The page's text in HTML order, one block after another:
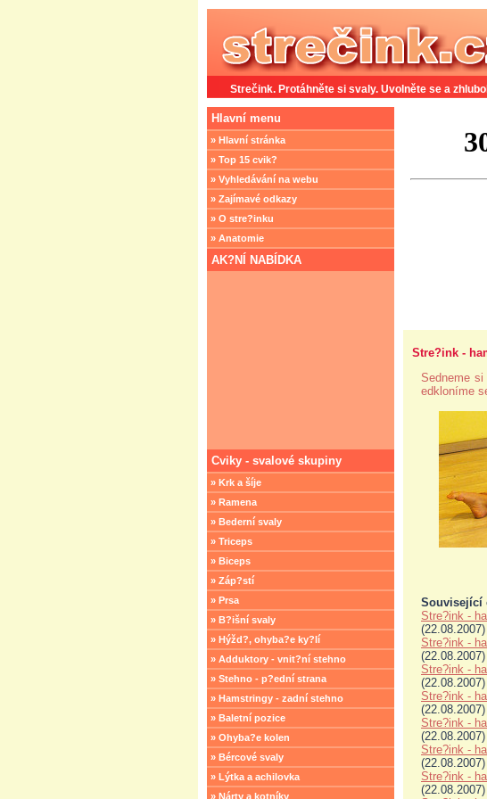
Strečink. Protáhněte si svaly. Uvolněte se a
Hlavní menu
» Hlavní stránka
» Top 15 cvik?
» Vyhledávání na webu
» Zajímavé odkazy
» O stre?inku
» Anatomie
AK?NÍ NABÍDKA
Cviky - svalové skupiny
» Krk a šíje
» Ramena
» Bederní svaly
» Triceps
» Biceps
» Záp?stí
» Prsa
» B?išní svaly
» Hýžd?, ohyba?e ky?lí
» Adduktory - vnit?ní stehno
» Stehno - p?ední strana
» Hamstringy - zadní stehno
» Baletní pozice
» Ohyba?e kolen
» Bércové svaly
» Lýtka a achilovka
» Nárty a kotníky
Stre?ink -
Sedneme
edkloníme
Související
Stre?ink -
(22.08.2007)
Stre?ink -
(22.08.2007)
Stre?ink -
(22.08.2007)
Stre?ink -
(22.08.2007)
Stre?ink -
(22.08.2007)
Stre?ink -
(22.08.2007)
Stre?ink -
(22.08.2007)